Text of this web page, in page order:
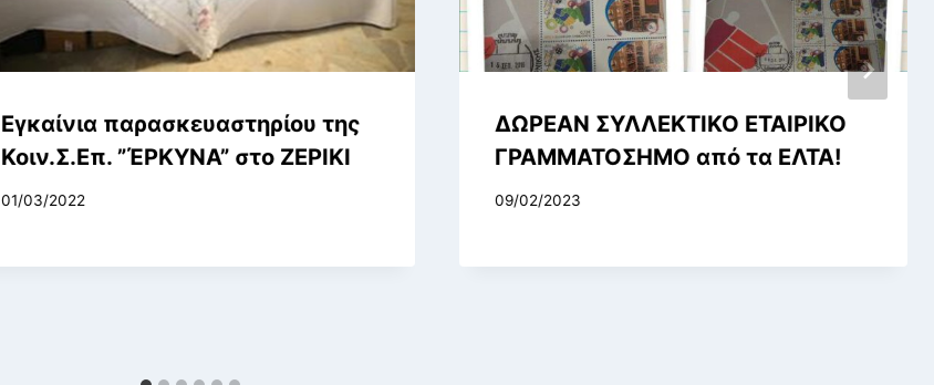
Εγκαίνια παρασκευαστηρίου της
Κοιν.Σ.Επ. ”ΈΡΚΥΝΑ” στο ΖΕΡΙΚΙ
01/03/2022
ΔΩΡΕΑΝ ΣΥΛΛΕΚΤΙΚΟ ΕΤΑΙΡΙΚΟ
ΓΡΑΜΜΑΤΟΣΗΜΟ από τα ΕΛΤΑ!
09/02/2023